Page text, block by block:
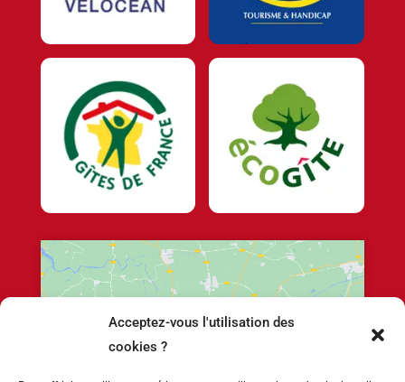
Acceptez-vous l'utilisation des
cookies ?
Cliquez pour accepter les cookies marketing